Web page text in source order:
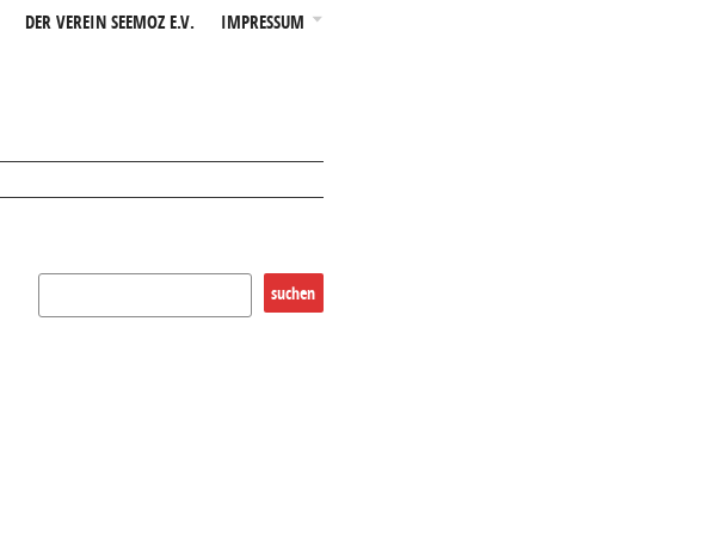
DER VEREIN SEEMOZ E.V. IMPRESSUM